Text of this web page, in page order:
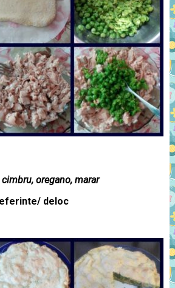
oregano, marar
deloc